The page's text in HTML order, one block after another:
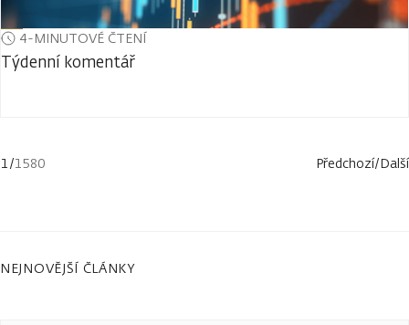
4-MINUTOVÉ ČTENÍ
Týdenní komentář
1/1580 Předchozí/Další
NEJNOVĚJŠÍ ČLÁNKY